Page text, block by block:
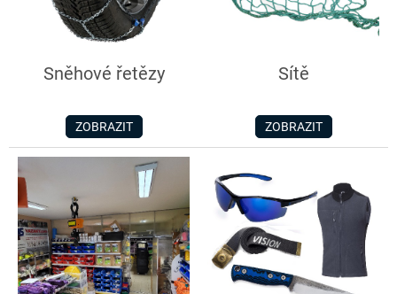
Sněhové řetězy
ZOBRAZIT
Sítě
ZOBRAZIT